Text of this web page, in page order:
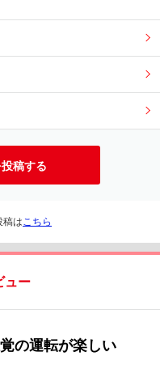
稿する
稿は こちら
ュー
の運転が楽しい